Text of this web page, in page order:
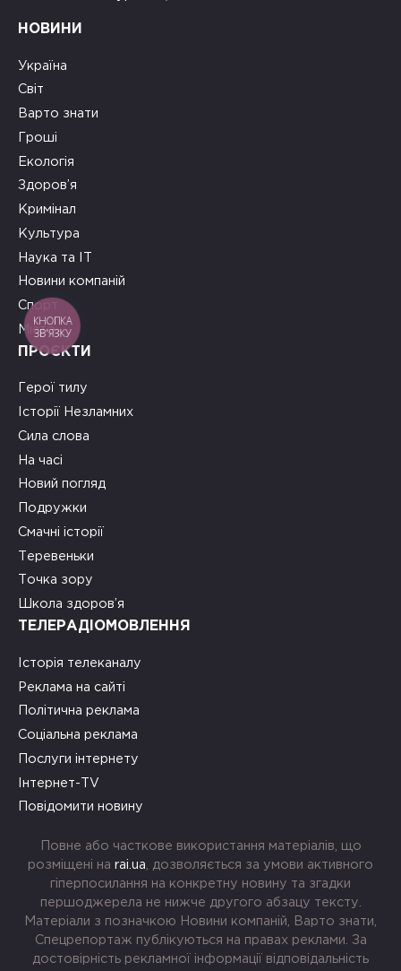
НОВИНИ
Україна
Світ
Варто знати
Гроші
Екологія
Здоров’я
Кримінал
Культура
Наука та ІТ
Новини компаній
Спорт
Місто
ПРОЄКТИ
Герої тилу
Історії Незламних
Сила слова
На часі
Новий погляд
Подружки
Смачні історії
Теревеньки
Точка зору
Школа здоров’я
ТЕЛЕРАДІОМОВЛЕННЯ
Історія телеканалу
Реклама на сайті
Політична реклама
Соціальна реклама
Послуги інтернету
Інтернет-TV
Повідомити новину
Повне або часткове використання матеріалів, що
розміщені на rai.ua , дозволяється за умови активного
гіперпосилання на конкретну новину та згадки
першоджерела не нижче другого абзацу тексту.
Матеріали з позначкою Новини компаній, Варто знати,
Спецрепортаж публікуються на правах реклами. За
достовірність рекламної інформації відповідальність
КНОПКА
ЗВ'ЯЗКУ